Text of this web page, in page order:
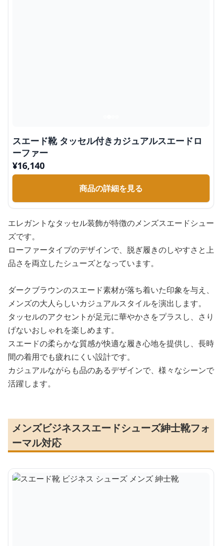
スエード靴 タッセル付きカジュアルスエードロ
ーファー
¥16,140
商品の詳細を見る
エレガントなタッセル装飾が特徴のメンズスエードシュー
ズです。
ローファータイプのデザインで、脱ぎ履きのしやすさと上
品さを両立したシューズとなっています。
ダークブラウンのスエード素材が落ち着いた印象を与え、
メンズの大人らしいカジュアルスタイルを演出します。
タッセルのアクセントが足元に華やかさをプラスし、さり
げないおしゃれを楽しめます。
スエードの柔らかな質感が快適な履き心地を提供し、長時
間の着用でも疲れにくい設計です。
カジュアルながらも品のあるデザインで、様々なシーンで
活躍します。
メンズビジネススエードシューズ紳士靴フォ
ーマル対応